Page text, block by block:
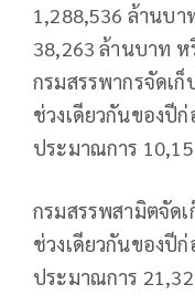
1,288,536 ล้านบา
38,263 ล้านบาท ห
กรมสรรพากรจัดเ
ช่วงเดียวกันของปี
ประมาณการ
กรมสรรพสามิตจัด
ช่วงเดียวกันของปี
ประมาณการ